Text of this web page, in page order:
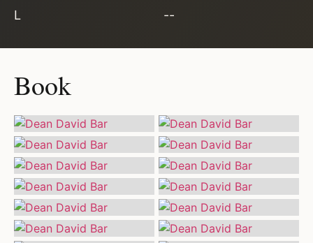
L --
Book